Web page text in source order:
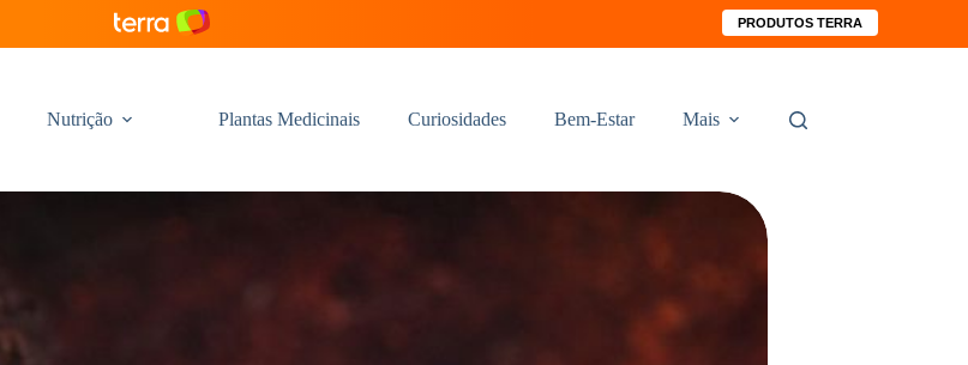
PRODUTOS TERRA
Nutrição Plantas Medicinais Curiosidades Bem-Estar Mais